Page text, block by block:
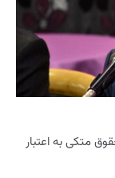
متکی به اعتبار